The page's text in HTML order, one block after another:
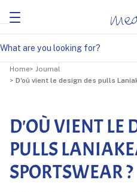
Home
Journal
D'où vient le design des pulls
D'OÙ VIENT LE
PULLS
SPORTSWEAR ?